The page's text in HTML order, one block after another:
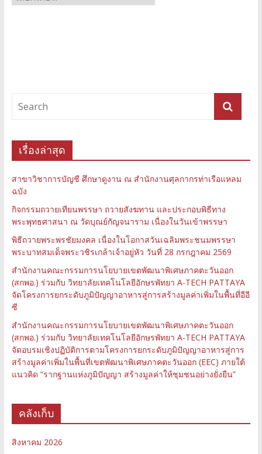
และ
เรื่องล่าสุด
สาขาวิชาการบัญชี ศึกษาดูงาน ณ สำนักงานศุลกากรท่าเรือแหลม
ฉบัง
กิจกรรมถวายเทียนพรรษา ถวายสังฆทาน และประกอบพิธีทาง
พระพุทธศาสนา ณ วัดบุณย์กัญจนาราม เนื่องในวันเข้าพรรษา
พิธีถวายพระพรชัยมงคล เนื่องในโอกาสวันเฉลิมพระชนมพรรษา
พระบาทสมเด็จพระวชิรเกล้าเจ้าอยู่หัว วันที่ 28 กรกฎาคม 2569
สำนักงานคณะกรรมการนโยบายเขตพัฒนาพิเศษภาคตะวันออก
(สกพอ.) ร่วมกับ วิทยาลัยเทคโนโลยีอักษรพัทยา A-TECH PATTAYA
จัดโครงการยกระดับภูมิปัญญาอาหารสู่การสร้างมูลค่าเพิ่มในพื้นที่อีอี
ซี
สำนักงานคณะกรรมการนโยบายเขตพัฒนาพิเศษภาคตะวันออก
(สกพอ.) ร่วมกับ วิทยาลัยเทคโนโลยีอักษรพัทยา A-TECH PATTAYA
จัดอบรมเชิงปฏิบัติการตามโครงการยกระดับภูมิปัญญาอาหารสู่การ
สร้างมูลค่าเพิ่มในพื้นที่เขตพัฒนาพิเศษภาคตะวันออก (EEC) ภายใต้
แนวคิด “รากฐานแห่งภูมิปัญญา สร้างมูลค่าให้ชุมชนอย่างยั่งยืน”
คลังเก็บ
สิงหาคม 2026